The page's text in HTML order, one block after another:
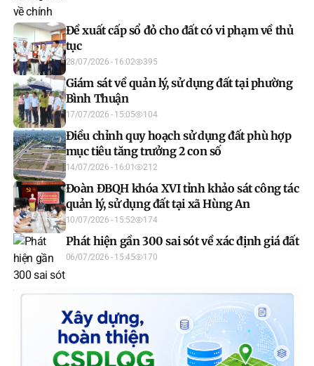
Đề xuất cấp sổ đỏ cho đất có vi phạm về thủ
tục
28/07/2026 - 16:02 395
Giám sát về quản lý, sử dụng đất tại phường
Bình Thuận
17/07/2026 - 15:05 104
Điều chỉnh quy hoạch sử dụng đất phù hợp
mục tiêu tăng trưởng 2 con số
14/07/2026 - 16:01 212
Đoàn ĐBQH khóa XVI tỉnh khảo sát công tác
quản lý, sử dụng đất tại xã Hùng An
10/07/2026 - 15:52 174
Phát hiện gần 300 sai sót về xác định giá đất
06/07/2026 - 15:45 170